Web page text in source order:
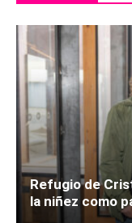
Refugio de
la niñez como